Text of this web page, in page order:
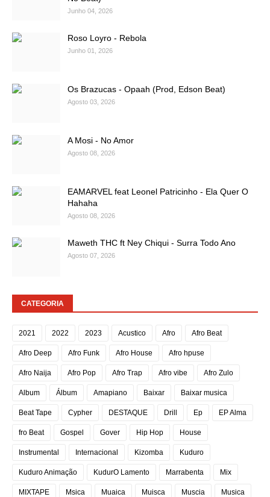
Junho 04, 2026
Roso Loyro - Rebola
Junho 01, 2026
Os Brazucas - Opaah (Prod, Edson Beat)
Agosto 03, 2026
A Mosi - No Amor
Agosto 08, 2026
EAMARVEL feat Leonel Patricinho - Ela Quer O
Hahaha
Agosto 08, 2026
Maweth THC ft Ney Chiqui - Surra Todo Ano
Agosto 07, 2026
CATEGORIA
2021 2022 2023 Acustico Afro Afro Beat
Afro Deep Afro Funk Afro House Afro hpuse
Afro Naija Afro Pop Afro Trap Afro vibe Afro Zulo
Album Álbum Amapiano Baixar Baixar musica
Beat Tape Cypher DESTAQUE Drill Ep EP Alma
fro Beat Gospel Gover Hip Hop House
Instrumental Internacional Kizomba Kuduro
Kuduro Animação KudurO Lamento Marrabenta Mix
MIXTAPE Msica Muaica Muisca Muscia Musica